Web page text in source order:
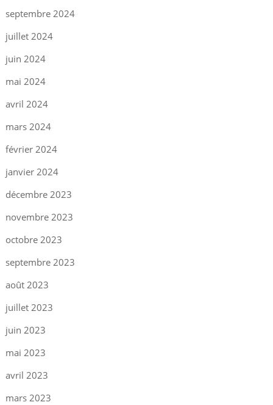
septembre 2024
juillet 2024
juin 2024
mai 2024
avril 2024
mars 2024
février 2024
janvier 2024
décembre 2023
novembre 2023
octobre 2023
septembre 2023
août 2023
juillet 2023
juin 2023
mai 2023
avril 2023
mars 2023